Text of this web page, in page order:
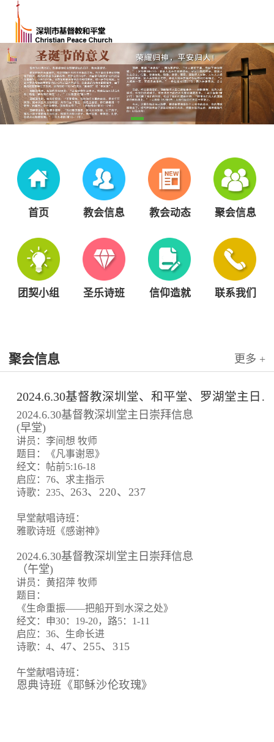
首页 教会信息 教会动态 聚会信息
团契小组 圣乐诗班 信仰造就 联系我们
聚会信息 更多 +
2024.6.30基督教深圳堂、和平堂、罗湖堂主日崇拜信息
2024.6.30基督教深圳堂主日崇拜信息
(早堂)
讲员：李间想 牧师
题目：《凡事谢恩》
经文：帖前5:16-18
启应：76、求主指示
诗歌：235、 263、220、237
早堂献唱诗班：
雅歌诗班《感谢神》
2024.6.30基督教深圳堂主日崇拜信息
（午堂)
讲员：黄招萍 牧师
题目：
《生命重振——把船开到水深之处》
经文：申30：19-20，路5：1-11
启应：36、生命长进
诗歌：4、 47、255、315
午堂献唱诗班：
恩典诗班《耶稣沙伦玫瑰》